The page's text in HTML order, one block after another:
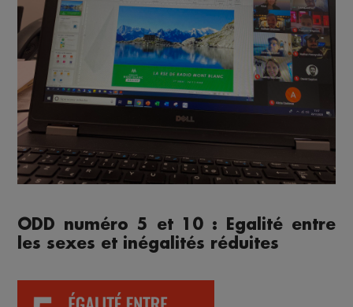
ODD numéro 5 et 10 : Egalité entre
les sexes et inégalités réduites